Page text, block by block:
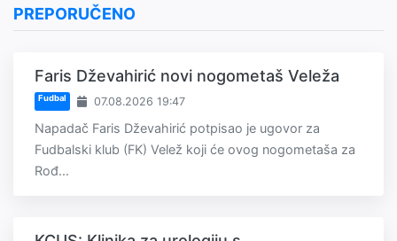
PREPORUČENO
Faris Dževahirić novi nogometaš Veleža
Fudbal 07.08.2026 19:47
Napadač Faris Dževahirić potpisao je ugovor za
Fudbalski klub (FK) Velež koji će ovog nogometaša za
Rođ...